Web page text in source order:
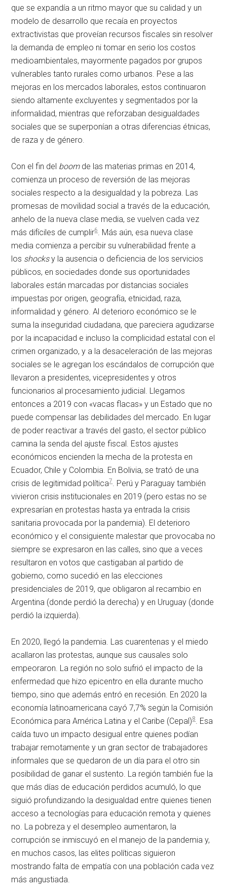
que se expandía a un ritmo mayor que su calidad y un
modelo de desarrollo que recaía en proyectos
extractivistas que proveían recursos fiscales sin resolver
la demanda de empleo ni tomar en serio los costos
medioambientales, mayormente pagados por grupos
vulnerables tanto rurales como urbanos. Pese a las
mejoras en los mercados laborales, estos continuaron
siendo altamente excluyentes y segmentados por la
informalidad, mientras que reforzaban desigualdades
sociales que se superponían a otras diferencias étnicas,
de raza y de género.
Con el fin del boomde las materias primas en 2014,
comienza un proceso de reversión de las mejoras
sociales respecto a la desigualdad y la pobreza. Las
promesas de movilidad social a través de la educación,
anhelo de la nueva clase media, se vuelven cada vez
más difíciles de cumplir6. Más aún, esa nueva clase
media comienza a percibir su vulnerabilidad frente a
los shocksy la ausencia o deficiencia de los servicios
públicos, en sociedades donde sus oportunidades
laborales están marcadas por distancias sociales
impuestas por origen, geografía, etnicidad, raza,
informalidad y género. Al deterioro económico se le
suma la inseguridad ciudadana, que pareciera agudizarse
por la incapacidad e incluso la complicidad estatal con el
crimen organizado, y a la desaceleración de las mejoras
sociales se le agregan los escándalos de corrupción que
llevaron a presidentes, vicepresidentes y otros
funcionarios al procesamiento judicial. Llegamos
entonces a 2019 con «vacas flacas» y un Estado que no
puede compensar las debilidades del mercado. En lugar
de poder reactivar a través del gasto, el sector público
camina la senda del ajuste fiscal. Estos ajustes
económicos encienden la mecha de la protesta en
Ecuador, Chile y Colombia. En Bolivia, se trató de una
crisis de legitimidad política7. Perú y Paraguay también
vivieron crisis institucionales en 2019 (pero estas no se
expresarían en protestas hasta ya entrada la crisis
sanitaria provocada por la pandemia). El deterioro
económico y el consiguiente malestar que provocaba no
siempre se expresaron en las calles, sino que a veces
resultaron en votos que castigaban al partido de
gobierno, como sucedió en las elecciones
presidenciales de 2019, que obligaron al recambio en
Argentina (donde perdió la derecha) y en Uruguay (donde
perdió la izquierda).
En 2020, llegó la pandemia. Las cuarentenas y el miedo
acallaron las protestas, aunque sus causales solo
empeoraron. La región no solo sufrió el impacto de la
enfermedad que hizo epicentro en ella durante mucho
tiempo, sino que además entró en recesión. En 2020 la
economía latinoamericana cayó 7,7% según la Comisión
Económica para América Latina y el Caribe (Cepal)8. Esa
caída tuvo un impacto desigual entre quienes podían
trabajar remotamente y un gran sector de trabajadores
informales que se quedaron de un día para el otro sin
posibilidad de ganar el sustento. La región también fue la
que más días de educación perdidos acumuló, lo que
siguió profundizando la desigualdad entre quienes tienen
acceso a tecnologías para educación remota y quienes
no. La pobreza y el desempleo aumentaron, la
corrupción se inmiscuyó en el manejo de la pandemia y,
en muchos casos, las elites políticas siguieron
mostrando falta de empatía con una población cada vez
más angustiada.